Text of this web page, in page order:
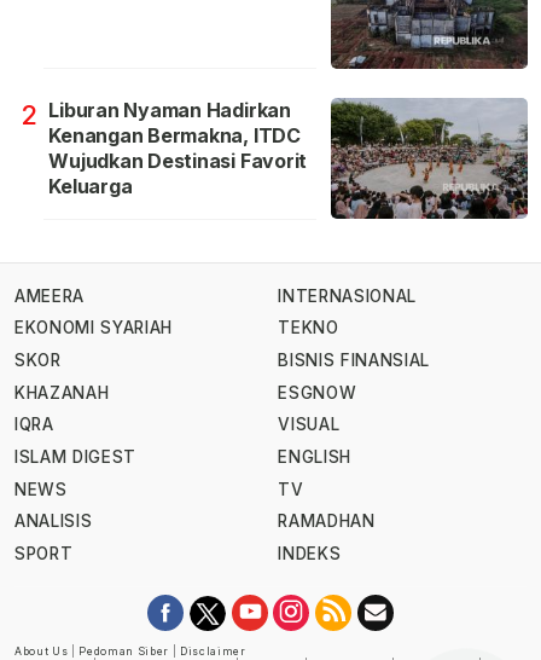
2 Liburan Nyaman Hadirkan
Kenangan Bermakna, ITDC
Wujudkan Destinasi Favorit
Keluarga
AMEERA
EKONOMI SYARIAH
SKOR
KHAZANAH
IQRA
ISLAM DIGEST
NEWS
ANALISIS
SPORT
INTERNASIONAL
TEKNO
BISNIS FINANSIAL
ESGNOW
VISUAL
ENGLISH
TV
RAMADHAN
INDEKS
About Us Pedoman Siber
Disclaimer